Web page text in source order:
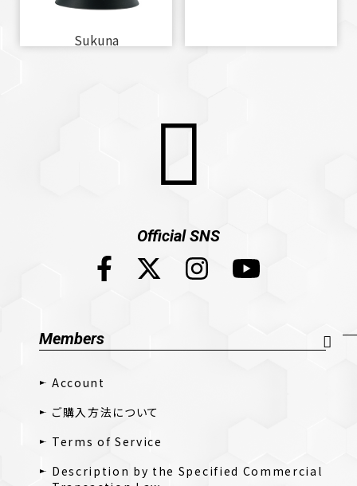
Sukuna
Official SNS
Members
Account
ご購入方法について
Terms of Service
Description by the Specified Commercial